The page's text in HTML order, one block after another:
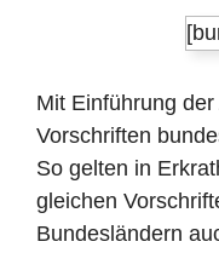
Mit Einführung
Vorschriften
So gelten in
gleichen
Bundesländern